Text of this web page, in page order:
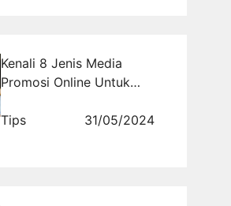
Kenali 8 Jenis Media
Promosi Online Untuk
Anda
Tips 31/05/2024